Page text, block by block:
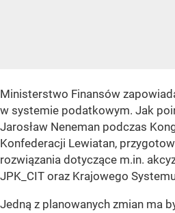
Ministerstwo Finansów
w systemie podatkowym. Jak
Jarosław Neneman podczas
Konfederacji Lewiatan,
rozwiązania dotyczące m.in.
JPK_CIT oraz Krajowego
Jedną z planowanych zmian ma